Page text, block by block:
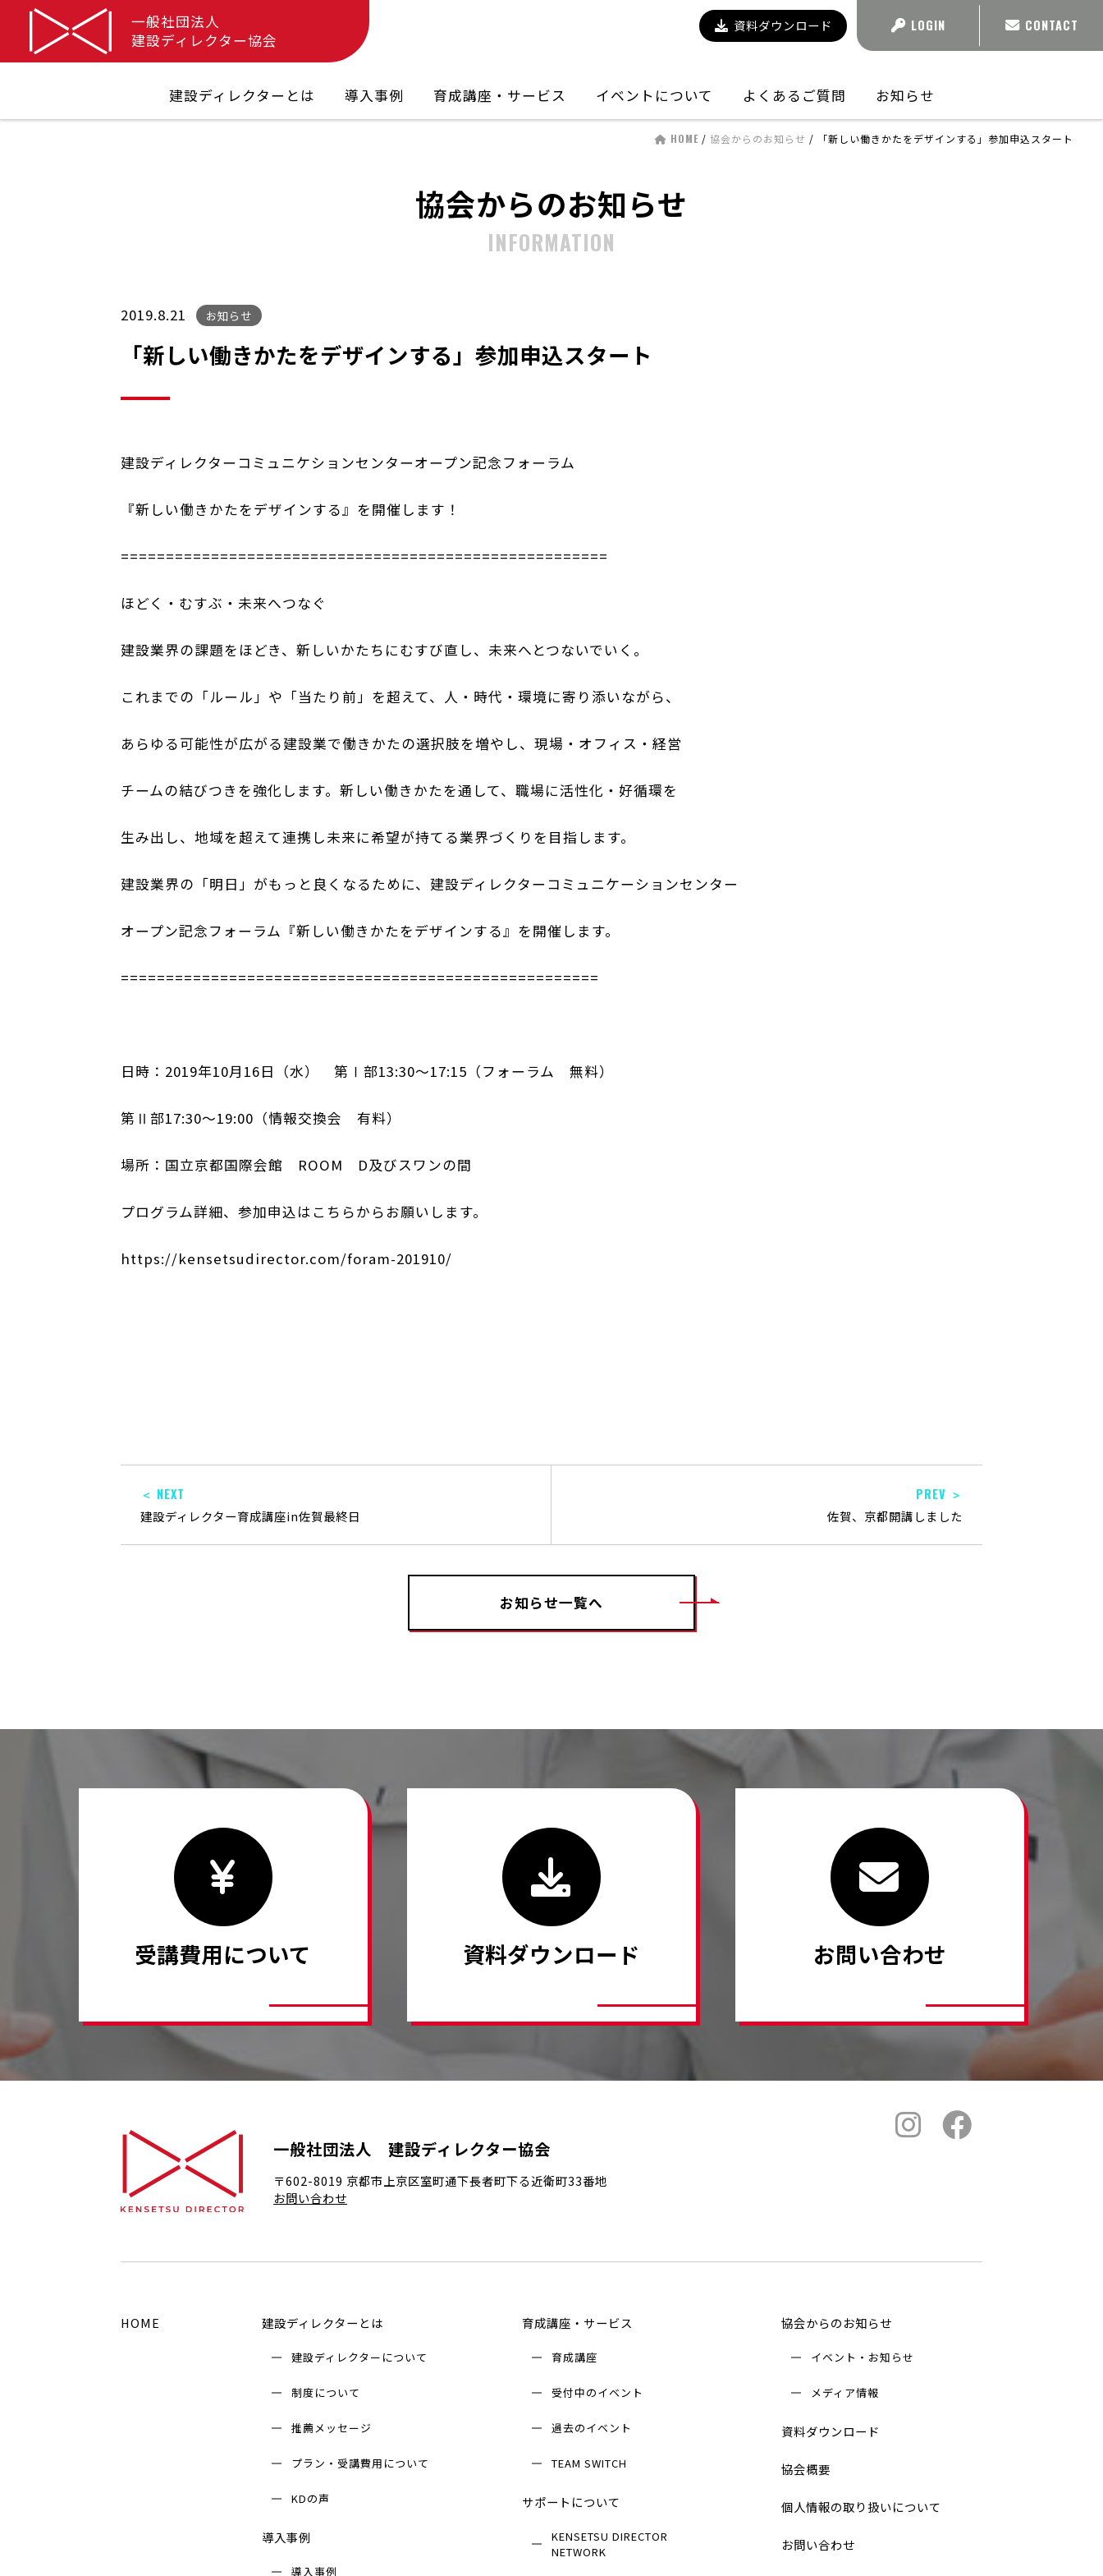
一般社団法人
建設ディレクター協会
資料ダウンロード LOGIN CONTACT
建設ディレクターとは 導入事例 育成講座・サービス イベントについて よくあるご質問 お知らせ
HOME / 協会からのお知らせ / 「新しい働きかたをデザインする」参加申込スタート
協会からのお知らせ
INFORMATION
2019.8.21 お知らせ
「新しい働きかたをデザインする」参加申込スタート
建設ディレクターコミュニケションセンターオープン記念フォーラム
『新しい働きかたをデザインする』を開催します！
======================================================
ほどく・むすぶ・未来へつなぐ
建設業界の課題をほどき、新しいかたちにむすび直し、未来へとつないでいく。
これまでの「ルール」や「当たり前」を超えて、人・時代・環境に寄り添いながら、
あらゆる可能性が広がる建設業で働きかたの選択肢を増やし、現場・オフィス・経営
チームの結びつきを強化します。新しい働きかたを通して、職場に活性化・好循環を
生み出し、地域を超えて連携し未来に希望が持てる業界づくりを目指します。
建設業界の「明日」がもっと良くなるために、建設ディレクターコミュニケーションセンター
オープン記念フォーラム『新しい働きかたをデザインする』を開催します。
=====================================================
日時：2019年10月16日（水） 第Ⅰ部13:30～17:15（フォーラム 無料）
第Ⅱ部17:30～19:00（情報交換会 有料）
場所：国立京都国際会館 ROOM D及びスワンの間
プログラム詳細、参加申込はこちらからお願いします。
https://kensetsudirector.com/foram-201910/
＜ NEXT
建設ディレクター育成講座in佐賀最終日
PREV ＞
佐賀、京都開講しました
お知らせ一覧へ
受講費用について 資料ダウンロード お問い合わせ
一般社団法人 建設ディレクター協会
〒602-8019 京都市上京区室町通下長者町下る近衛町33番地
お問い合わせ
HOME 建設ディレクターとは
建設ディレクターについて
制度について
推薦メッセージ
プラン・受講費用について
KDの声
導入事例
導入事例
育成講座・サービス
育成講座
受付中のイベント
過去のイベント
TEAM SWITCH
サポートについて
KENSETSU DIRECTOR
NETWORK
協会からのお知らせ
イベント・お知らせ
メディア情報
資料ダウンロード
協会概要
個人情報の取り扱いについて
お問い合わせ